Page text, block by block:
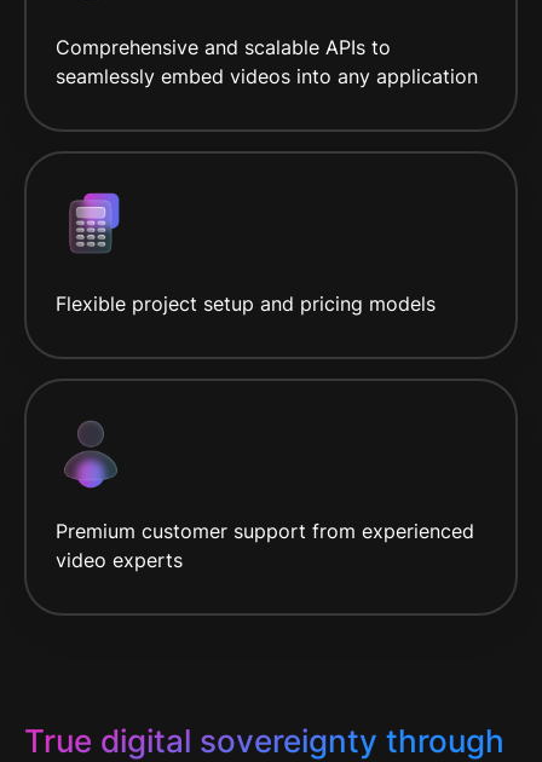
Comprehensive and scalable APIs to
seamlessly embed videos into any application
Flexible project setup and pricing models
Premium customer support from experienced
video experts
True digital sovereignty through